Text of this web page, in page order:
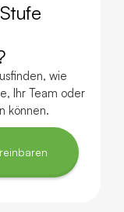
wie
Ihr Team oder
können.